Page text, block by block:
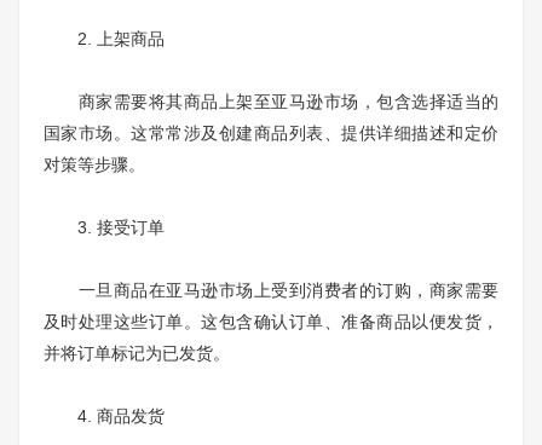
2. 上架商品
商家需要将其商品上架至亚马逊市场，包含选择适当的
国家市场。这常常涉及创建商品列表、提供详细描述和定价
对策等步骤。
3. 接受订单
一旦商品在亚马逊市场上受到消费者的订购，商家需要
及时处理这些订单。这包含确认订单、准备商品以便发货，
并将订单标记为已发货。
4. 商品发货